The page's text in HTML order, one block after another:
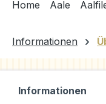
Home Aale
Informationen
Informationen